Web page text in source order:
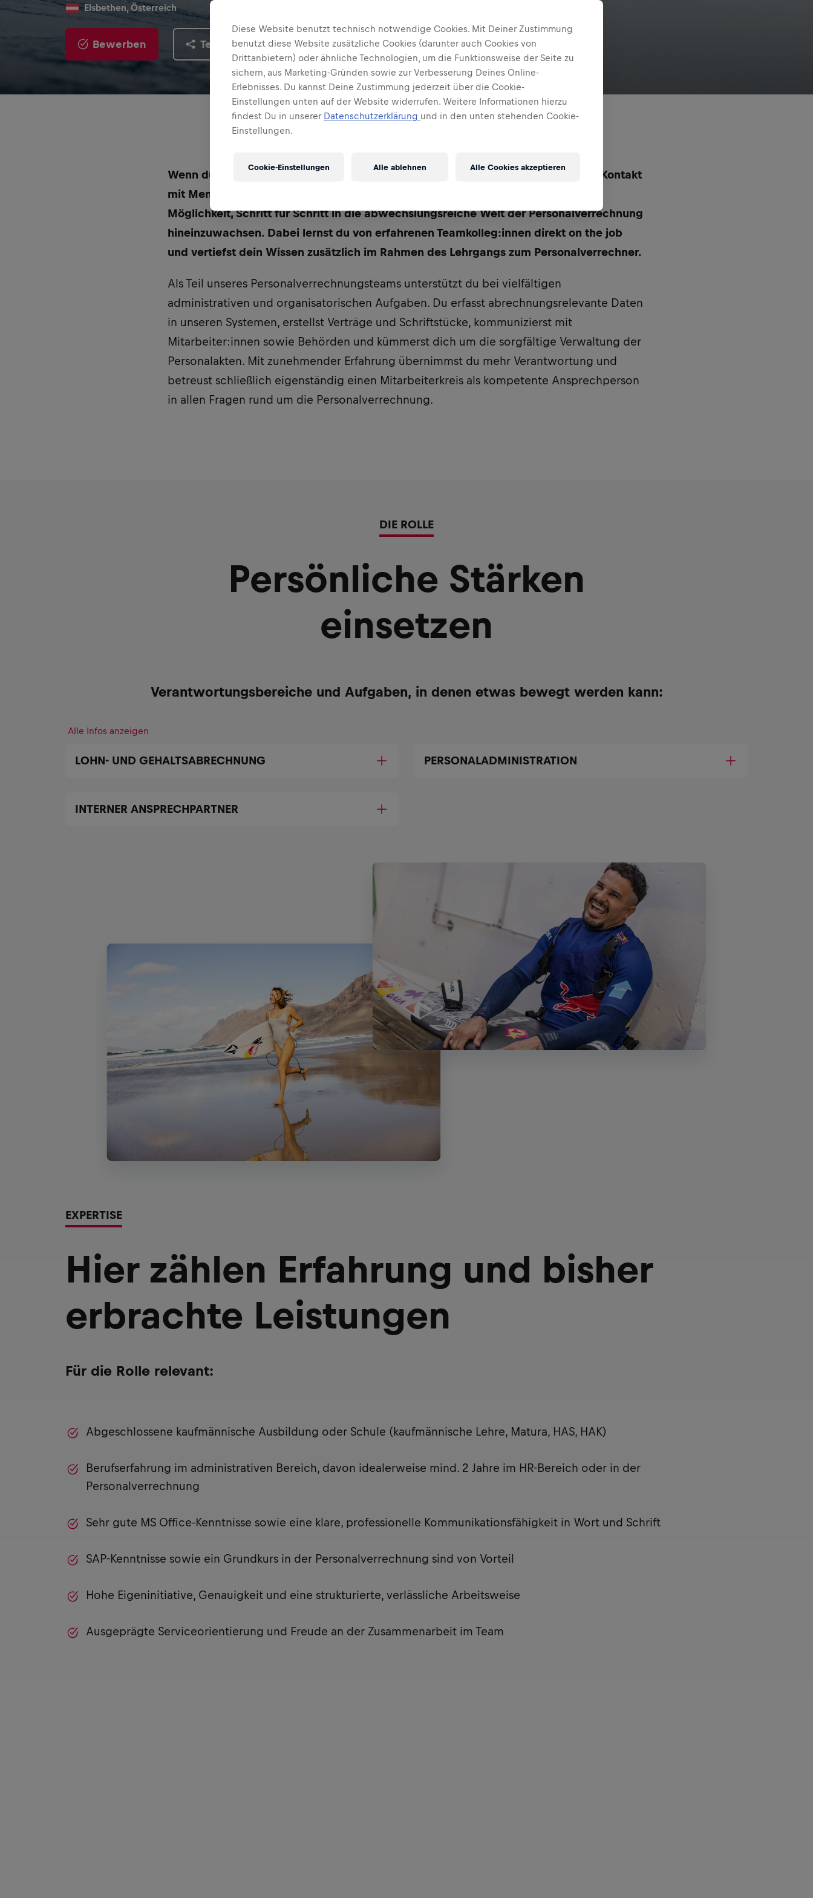
Elsbethen, Österreich
Bewerben Teilen
Wenn du ein gutes Gespür für Zahlen hast, genau arbeitest und gleichzeitig den Kontakt
mit Menschen schätzt, dann bist du in dieser Position richtig. Wir bieten dir die
Möglichkeit, Schritt für Schritt in die abwechslungsreiche Welt der Personalverrechnung
hineinzuwachsen. Dabei lernst du von erfahrenen Teamkolleg:innen direkt on the job
und vertiefst dein Wissen zusätzlich im Rahmen des Lehrgangs zum Personalverrechner.
Als Teil unseres Personalverrechnungsteams unterstützt du bei vielfältigen
administrativen und organisatorischen Aufgaben. Du erfasst abrechnungsrelevante Daten
in unseren Systemen, erstellst Verträge und Schriftstücke, kommunizierst mit
Mitarbeiter:innen sowie Behörden und kümmerst dich um die sorgfältige Verwaltung der
Personalakten. Mit zunehmender Erfahrung übernimmst du mehr Verantwortung und
betreust schließlich eigenständig einen Mitarbeiterkreis als kompetente Ansprechperson
in allen Fragen rund um die Personalverrechnung.
DIE ROLLE
Persönliche Stärken
einsetzen
Verantwortungsbereiche und Aufgaben, in denen etwas bewegt werden kann:
Alle Infos anzeigen
LOHN- UND GEHALTSABRECHNUNG PERSONALADMINISTRATION
INTERNER ANSPRECHPARTNER
EXPERTISE
Hier zählen Erfahrung und bisher
erbrachte Leistungen
Für die Rolle relevant:
Abgeschlossene kaufmännische Ausbildung oder Schule (kaufmännische Lehre, Matura, HAS, HAK)
Berufserfahrung im administrativen Bereich, davon idealerweise mind. 2 Jahre im HR-Bereich oder in der
Personalverrechnung
Sehr gute MS Office-Kenntnisse sowie eine klare, professionelle Kommunikationsfähigkeit in Wort und Schrift
SAP-Kenntnisse sowie ein Grundkurs in der Personalverrechnung sind von Vorteil
Hohe Eigeninitiative, Genauigkeit und eine strukturierte, verlässliche Arbeitsweise
Ausgeprägte Serviceorientierung und Freude an der Zusammenarbeit im Team
Diese Website benutzt technisch notwendige Cookies. Mit Deiner Zustimmung
benutzt diese Website zusätzliche Cookies (darunter auch Cookies von
Drittanbietern) oder ähnliche Technologien, um die Funktionsweise der Seite zu
sichern, aus Marketing-Gründen sowie zur Verbesserung Deines Online-
Erlebnisses. Du kannst Deine Zustimmung jederzeit über die Cookie-
Einstellungen unten auf der Website widerrufen. Weitere Informationen hierzu
findest Du in unserer Datenschutzerklärung und in den unten stehenden Cookie-
Einstellungen.
Alle ablehnen Alle Cookies akzeptieren
Cookie-Einstellungen